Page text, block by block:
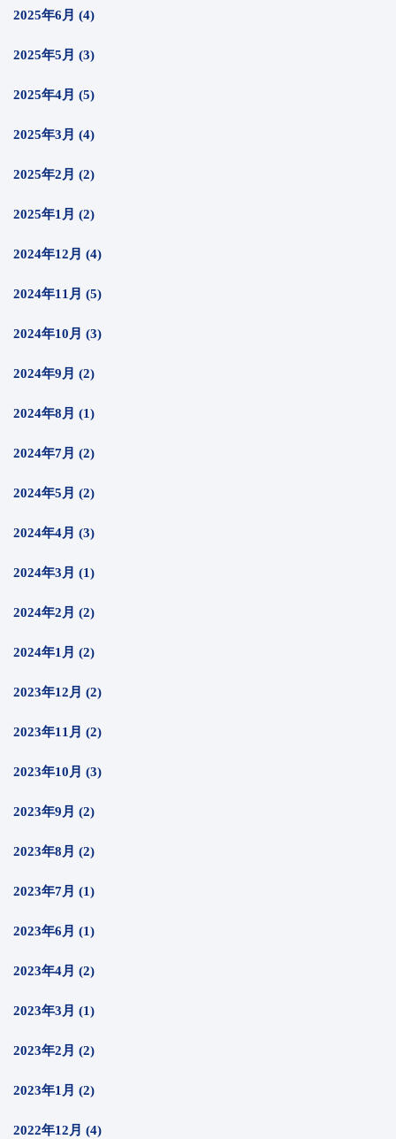
2025年6月 (4)
2025年5月 (3)
2025年4月 (5)
2025年3月 (4)
2025年2月 (2)
2025年1月 (2)
2024年12月 (4)
2024年11月 (5)
2024年10月 (3)
2024年9月 (2)
2024年8月 (1)
2024年7月 (2)
2024年5月 (2)
2024年4月 (3)
2024年3月 (1)
2024年2月 (2)
2024年1月 (2)
2023年12月 (2)
2023年11月 (2)
2023年10月 (3)
2023年9月 (2)
2023年8月 (2)
2023年7月 (1)
2023年6月 (1)
2023年4月 (2)
2023年3月 (1)
2023年2月 (2)
2023年1月 (2)
2022年12月 (4)